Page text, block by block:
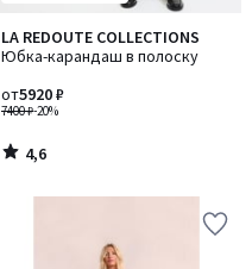
LA REDOUTE COLLECTIONS
Юбка-карандаш в полоску
7400 ₽-20%
от5920 ₽
4,6
/ 5
4,6
/